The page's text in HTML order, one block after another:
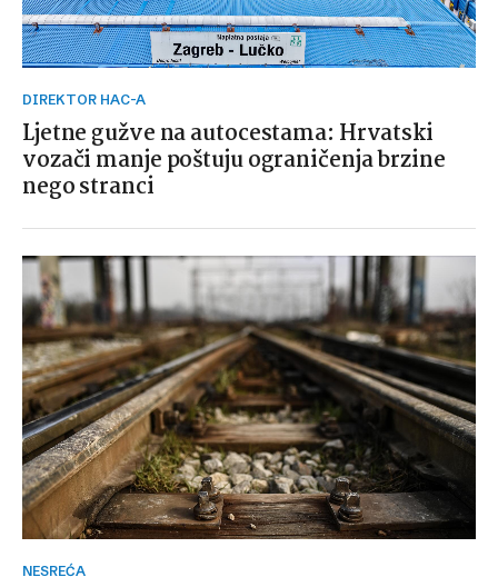
DIREKTOR HAC-A
Ljetne gužve na autocestama: Hrvatski
vozači manje poštuju ograničenja brzine
nego stranci
NESREĆA